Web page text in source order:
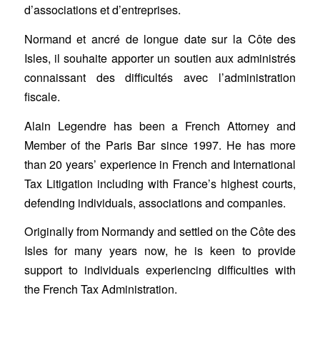
d’associations et d’entreprises.
Normand et ancré de longue date sur la Côte des
Isles, il souhaite apporter un soutien aux administrés
connaissant des difficultés avec l’administration
fiscale.
Alain Legendre has been a French Attorney and
Member of the Paris Bar since 1997. He has more
than 20 years’ experience in French and International
Tax Litigation including with France’s highest courts,
defending individuals, associations and companies.
Originally from Normandy and settled on the Côte des
Isles for many years now, he is keen to provide
support to individuals experiencing difficulties with
the French Tax Administration.